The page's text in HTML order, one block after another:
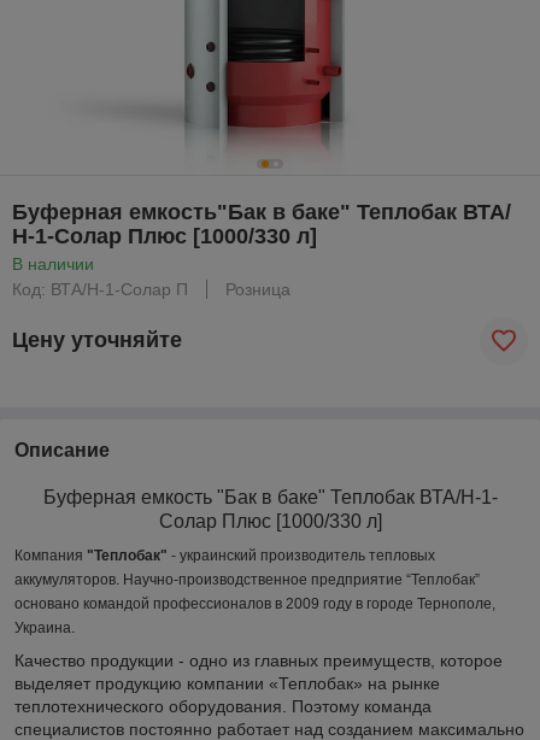
Буферная емкость"Бак в баке" Теплобак ВТА/
Н-1-Солар Плюс [1000/330 л]
В наличии
Код: ВТА/Н-1-Солар П
Розница
Цену уточняйте
Описание
Буферная емкость "Бак в баке" Теплобак ВТА/Н-1-
Солар Плюс [1000/330 л]
Компания "Теплобак" - украинский производитель тепловых
аккумуляторов. Научно-производственное предприятие “Теплобак”
основано командой профессионалов в 2009 году в городе Тернополе,
Украина.
Качество продукции - одно из главных преимуществ, которое
выделяет продукцию компании «Теплобак» на рынке
теплотехнического оборудования. Поэтому команда
специалистов постоянно работает над созданием максимально